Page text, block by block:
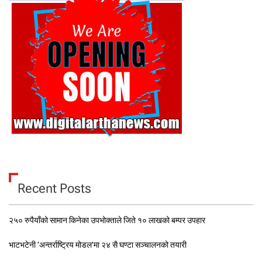
Recent Posts
२५० रुपैयाँको सामान किनेका उपभोक्ताले जिते १० लाखको बम्पर उपहार
भाटभटेनी ‘अन्तर्राष्ट्रिय मोडल’मा २४ सै घण्टा सञ्चालनको तयारी